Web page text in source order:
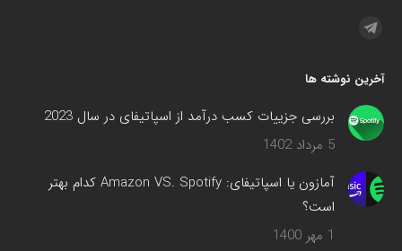
مارا در اینجا پیدا کنید:
تلگرام
در
پنجره
جدید
می‌شود
آخرین نوشته ها
بررسی جزییات کسب درآمد از اسپاتیفای در سال 2023
5 مرداد 1402
آمازون یا اسپاتیفای: Amazon VS. Spotify کدام بهتر
است؟
1 مهر 1400